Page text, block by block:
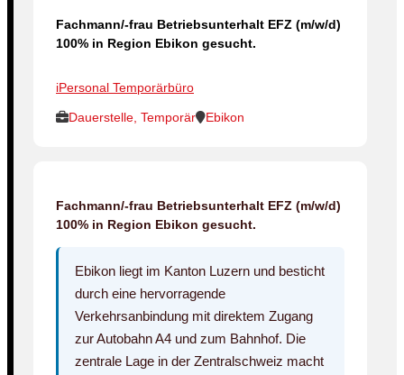
Fachmann/-frau Betriebsunterhalt EFZ (m/w/d)
100% in Region Ebikon gesucht.
iPersonal Temporärbüro
Dauerstelle, Temporär Ebikon
Fachmann/-frau Betriebsunterhalt EFZ (m/w/d)
100% in Region Ebikon gesucht.
Ebikon liegt im Kanton Luzern und besticht
durch eine hervorragende
Verkehrsanbindung mit direktem Zugang
zur Autobahn A4 und zum Bahnhof. Die
zentrale Lage in der Zentralschweiz macht